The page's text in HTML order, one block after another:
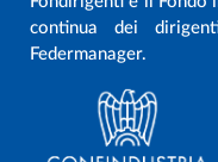
continua dei
Federmanager.